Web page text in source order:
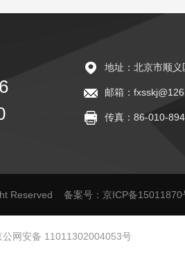
地址：北京市顺
邮箱：
传真：86-010-
Reserved 备案号：京ICP备15011870
公网安备 11011302004053号